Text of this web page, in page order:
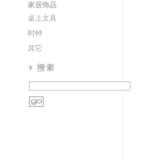
家居饰品
桌上文具
时钟
其它